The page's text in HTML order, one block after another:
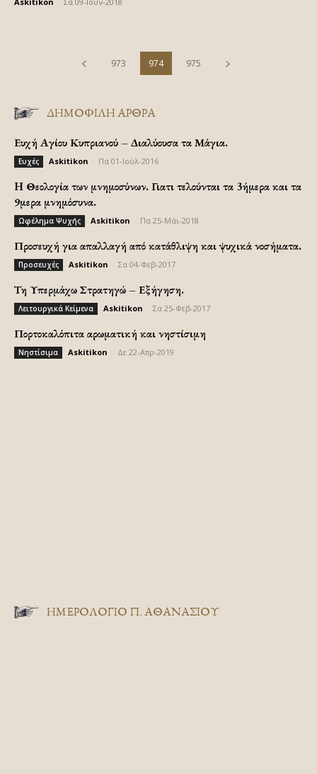
973 974 975
ΔΗΜΟΦΙΛΗ ΑΡΘΡΑ
Ευχή Αγίου Κυπριανού – Διαλύουσα τα Μάγια.
Ευχές Askitikon Πα 01-Ιούλ-2016
H Θεολογία των μνημοσύνων. Γιατι τελούνται τα 3ήμερα και τα
9μερα μνημόσυνα.
Ωφέλημα Ψυχής Askitikon Πα 25-Μάι-2018
Προσευχή για απαλλαγή από κατάθλιψη και ψυχικά νοσήματα.
Προσευχές Askitikon Σα 04-Φεβ-2017
Τη Υπερμάχω Στρατηγώ – Εξήγηση.
Λειτουργικά Κείμενα Askitikon Σα 25-Φεβ-2017
Πορτοκαλόπιτα αρωματική και νηστίσιμη
Νηστίσιμα Askitikon Δε 22-Απρ-2019
ΗΜΕΡΟΛΟΓΙΟ Π. ΑΘΑΝΑΣΙΟΥ